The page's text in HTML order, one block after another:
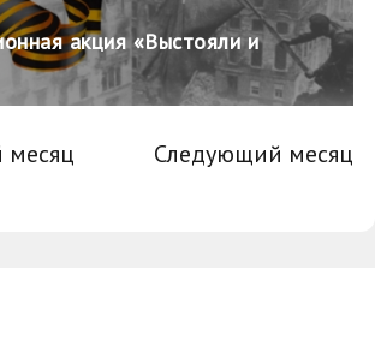
акция «Выстояли и
Следующий месяц